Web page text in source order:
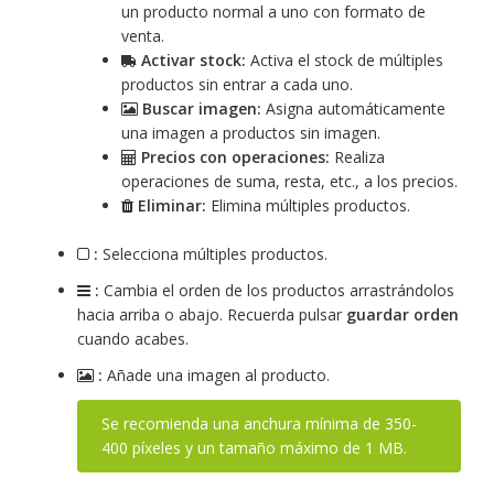
un producto normal a uno con formato de
venta.
Activar stock: Activa el stock de múltiples
productos sin entrar a cada uno.
Buscar imagen: Asigna automáticamente
una imagen a productos sin imagen.
Precios con operaciones: Realiza
operaciones de suma, resta, etc., a los precios.
Eliminar: Elimina múltiples productos.
: Selecciona múltiples productos.
: Cambia el orden de los productos arrastrándolos
hacia arriba o abajo. Recuerda pulsar guardar orden
cuando acabes.
: Añade una imagen al producto.
Se recomienda una anchura mínima de 350-
400 píxeles y un tamaño máximo de 1 MB.